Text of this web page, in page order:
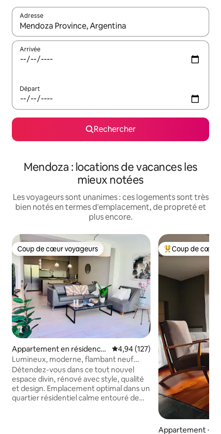
Adresse
Lorsque les résultats s'affichent, utilisez les flèches vers le
Arrivée
Départ
Rechercher
Mendoza : locations de vacances les
mieux notées
Les voyageurs sont unanimes : ces logements sont très
bien notés en termes d'emplacement, de propreté et
plus encore.
Coup de cœur voyageurs
Coup de cœur voyageurs
Appartement en résidence
⋅ Mendoza
Évaluation moyenne sur la
4,94 (127)
Lumineux, moderne, flambant neuf
avec balcon et 2 VÉLOS
Détendez-vous dans ce tout nouvel
espace divin, rénové avec style, qualité
et design. Emplacement optimal dans un
quartier résidentiel calme entouré de
Coups de cœur
Coup de cœur
Appartement ⋅